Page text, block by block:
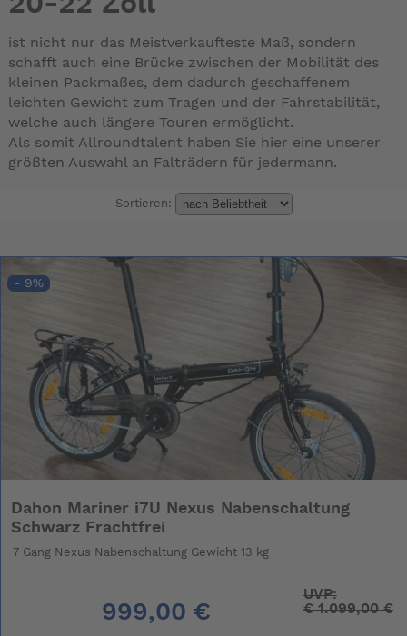
ist nicht nur das Meistverkaufteste Maß, sondern
schafft auch eine Brücke zwischen der Mobilität des
kleinen Packmaßes, dem dadurch geschaffenem
leichten Gewicht zum Tragen und der Fahrstabilität,
welche auch längere Touren ermöglicht.
Als somit Allroundtalent haben Sie hier eine unserer
größten Auswahl an Falträdern für jedermann.
Sortieren:
- 9%
Dahon Mariner i7U Nexus Nabenschaltung
Schwarz Frachtfrei
7 Gang Nexus Nabenschaltung Gewicht 13 kg
999,00 €
UVP:
€1.099,00 €